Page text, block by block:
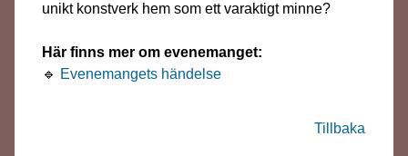
unikt konstverk hem som ett varaktigt minne?
Här finns mer om evenemanget:
🔹 Evenemangets händelse
Tillbaka